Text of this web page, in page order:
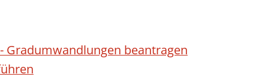
Gradumwandlungen beantragen